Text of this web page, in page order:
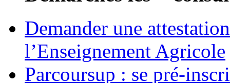
Demander une
l’Enseignement Agricole
Parcoursup : se pré-